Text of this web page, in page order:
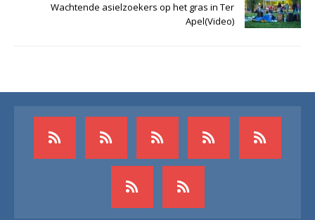
Wachtende asielzoekers op het gras in Ter
Apel(Video)